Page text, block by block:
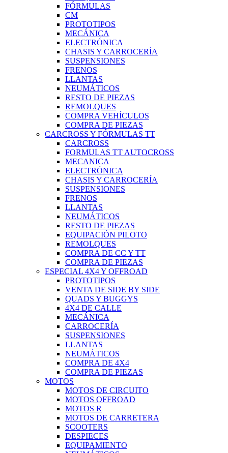
FÓRMULAS
CM
PROTOTIPOS
MECÁNICA
ELECTRÓNICA
CHASIS Y CARROCERÍA
SUSPENSIONES
FRENOS
LLANTAS
NEUMÁTICOS
RESTO DE PIEZAS
REMOLQUES
COMPRA VEHÍCULOS
COMPRA DE PIEZAS
CARCROSS Y FÓRMULAS TT
CARCROSS
FORMULAS TT AUTOCROSS
MECANICA
ELECTRÓNICA
CHASIS Y CARROCERÍA
SUSPENSIONES
FRENOS
LLANTAS
NEUMÁTICOS
RESTO DE PIEZAS
EQUIPACIÓN PILOTO
REMOLQUES
COMPRA DE CC Y TT
COMPRA DE PIEZAS
ESPECIAL 4X4 Y OFFROAD
PROTOTIPOS
VENTA DE SIDE BY SIDE
QUADS Y BUGGYS
4X4 DE CALLE
MECÁNICA
CARROCERÍA
SUSPENSIONES
LLANTAS
NEUMÁTICOS
COMPRA DE 4X4
COMPRA DE PIEZAS
MOTOS
MOTOS DE CIRCUITO
MOTOS OFFROAD
MOTOS R
MOTOS DE CARRETERA
SCOOTERS
DESPIECES
EQUIPAMIENTO